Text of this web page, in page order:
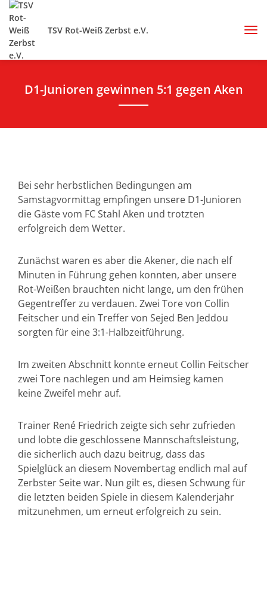
TSV Rot-Weiß Zerbst e.V.
D1-Junioren gewinnen 5:1 gegen Aken
Bei sehr herbstlichen Bedingungen am
Samstagvormittag empfingen unsere D1-Junioren
die Gäste vom FC Stahl Aken und trotzten
erfolgreich dem Wetter.
Zunächst waren es aber die Akener, die nach elf
Minuten in Führung gehen konnten, aber unsere
Rot-Weißen brauchten nicht lange, um den frühen
Gegentreffer zu verdauen. Zwei Tore von Collin
Feitscher und ein Treffer von Sejed Ben Jeddou
sorgten für eine 3:1-Halbzeitführung.
Im zweiten Abschnitt konnte erneut Collin Feitscher
zwei Tore nachlegen und am Heimsieg kamen
keine Zweifel mehr auf.
Trainer René Friedrich zeigte sich sehr zufrieden
und lobte die geschlossene Mannschaftsleistung,
die sicherlich auch dazu beitrug, dass das
Spielglück an diesem Novembertag endlich mal auf
Zerbster Seite war. Nun gilt es, diesen Schwung für
die letzten beiden Spiele in diesem Kalenderjahr
mitzunehmen, um erneut erfolgreich zu sein.